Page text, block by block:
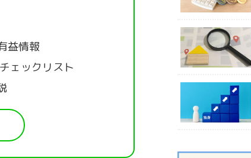
益情報
ェックリスト